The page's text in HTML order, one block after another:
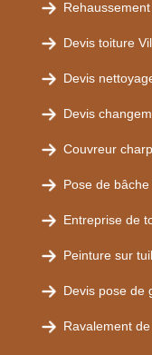
Devis toiture
Devis
Devis
Couvreur
Pose de
Entreprise de
Peinture sur
Devis pose de
Ravalement